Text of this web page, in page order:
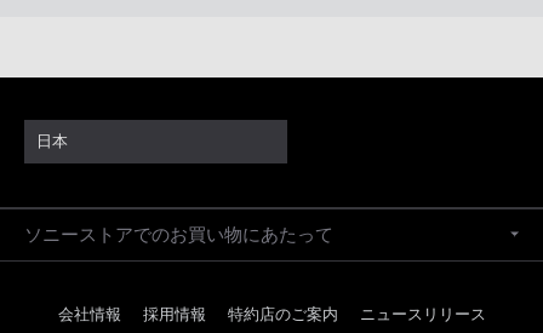
日本
ソニーストアでのお買い物にあたって
会社情報 採用情報 特約店のご案内
ニュースリリース